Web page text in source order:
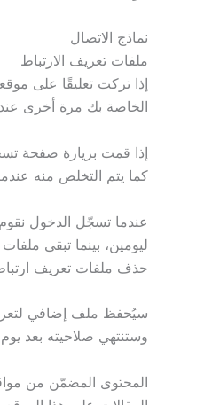
نماذج الاتصال
ملفات تعريف الارتباط
إذا تركت تعليقًا على
الخاصة بك مرة أخرى
إذا قمت بزيارة صفحة
كما يتم التخلص منه
عندما تسجّل الدخول
ليومين، بينما تبقى
حذف ملفات تعريف
سيُحفظ ملف إضافي
وستنتهي صلاحيته بعد
المحتوى المضمّن من